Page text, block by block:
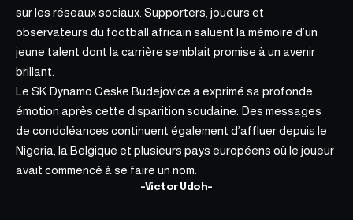
sur les réseaux sociaux. Supporters, joueurs et
observateurs du football africain saluent la mémoire d’un
jeune talent dont la carrière semblait promise à un avenir
brillant.
Le SK Dynamo Ceske Budejovice a exprimé sa profonde
émotion après cette disparition soudaine. Des messages
de condoléances continuent également d’affluer depuis le
Nigeria, la Belgique et plusieurs pays européens où le joueur
avait commencé à se faire un nom.
-Victor Udoh-